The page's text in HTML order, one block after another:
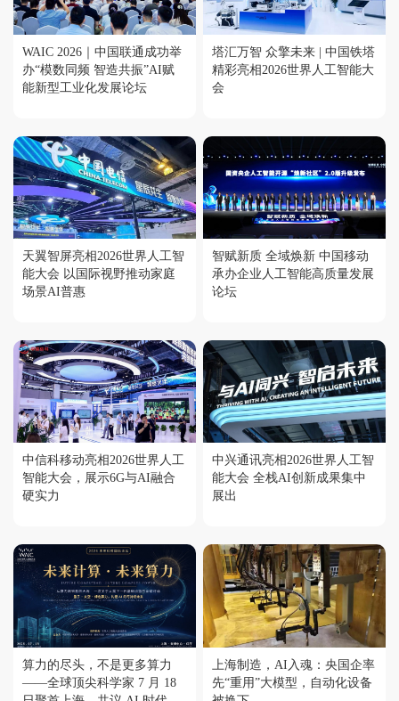
WAIC 2026｜中国联通成功举
办“模数同频 智造共振”AI赋
能新型工业化发展论坛
塔汇万智 众擎未来 | 中国铁塔
精彩亮相2026世界人工智能大
会
天翼智屏亮相2026世界人工智
能大会 以国际视野推动家庭
场景AI普惠
智赋新质 全域焕新 中国移动
承办企业人工智能高质量发展
论坛
中信科移动亮相2026世界人工
智能大会，展示6G与AI融合
硬实力
中兴通讯亮相2026世界人工智
能大会 全栈AI创新成果集中
展出
算力的尽头，不是更多算力
——全球顶尖科学家 7 月 18
上海制造，AI入魂：央国企率
先“重用”大模型，自动化设备